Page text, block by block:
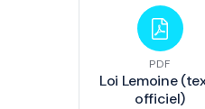
PDF
Loi Lemoine
officiel)